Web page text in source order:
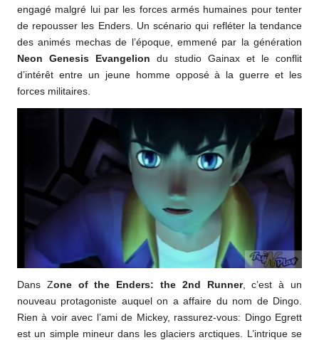
engagé malgré lui par les forces armés humaines pour tenter
de repousser les Enders. Un scénario qui refléter la tendance
des animés mechas de l’époque, emmené par la génération
Neon Genesis Evangelion du studio Gainax et le conflit
d’intérêt entre un jeune homme opposé à la guerre et les
forces militaires.
Dans Zone of the Enders: the 2nd Runner, c’est à un
nouveau protagoniste auquel on a affaire du nom de Dingo.
Rien à voir avec l’ami de Mickey, rassurez-vous: Dingo Egrett
est un simple mineur dans les glaciers arctiques. L’intrique se